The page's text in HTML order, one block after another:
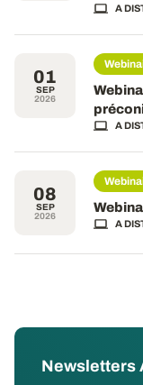
A
01
SEP
2026
A
08
SEP
2026
A
Newsletters